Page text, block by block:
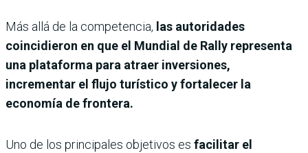
Más allá de la competencia, las autoridades
coincidieron en que el Mundial de Rally representa
una plataforma para atraer inversiones,
incrementar el flujo turístico y fortalecer la
economía de frontera.
Uno de los principales objetivos es facilitar el